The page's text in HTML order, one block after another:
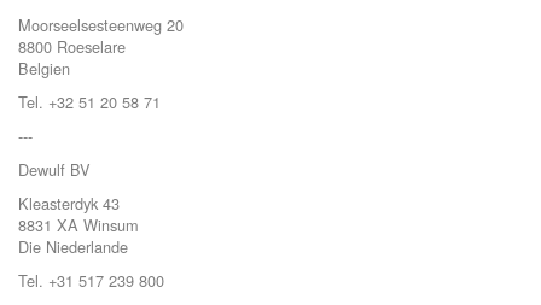
Moorseelsesteenweg 20
8800 Roeselare
Belgien
Tel. +32 51 20 58 71
---
Dewulf BV
Kleasterdyk 43
8831 XA Winsum
Die Niederlande
Tel. +31 517 239 800